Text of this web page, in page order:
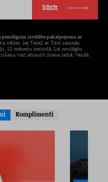
Sūtīt
izvēlēto pakalpojumu ar
vēlies, lai Tele2 ar Tevi sazinās,
12 mēnešu periodā. Lai noslēgtu
vari atsaukt zvana laikā. Vairāk
Komplimenti